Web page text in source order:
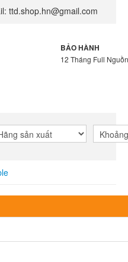
ttd.shop.hn@gmail.com
BẢO HÀNH
12 Tháng Full